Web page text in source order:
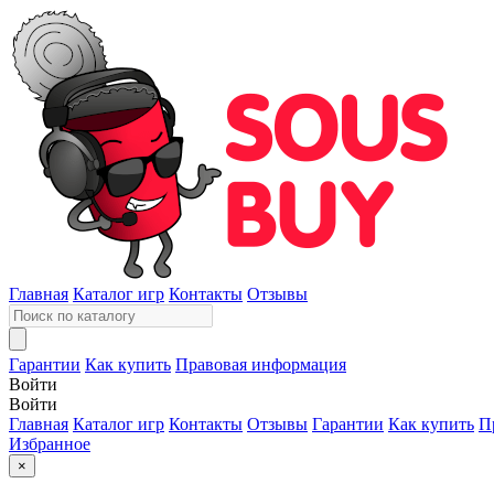
Главная Каталог игр Контакты Отзывы
Гарантии Как купить Правовая информация
Войти
Войти
Главная Каталог игр Контакты Отзывы Гарантии Как купить
Избранное
×